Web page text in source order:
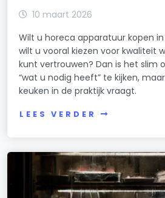
10 maart 2026
Wilt u horeca apparatuur kopen
wilt u vooral kiezen voor kwaliteit
kunt vertrouwen? Dan is het slim
“wat u nodig heeft” te kijken,
keuken in de praktijk vraagt.
LEES VERDER